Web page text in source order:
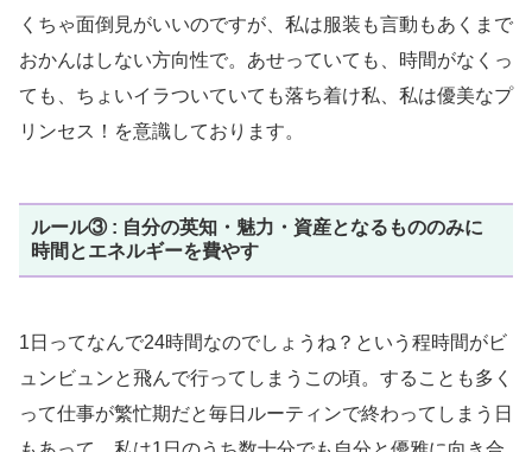
くちゃ面倒見がいいのですが、私は服装も言動もあくまで
おかんはしない方向性で。あせっていても、時間がなくっ
ても、ちょいイラついていても落ち着け私、私は優美なプ
リンセス！を意識しております。
ルール③ : 自分の英知・魅力・資産となるもののみに
時間とエネルギーを費やす
1日ってなんで24時間なのでしょうね？という程時間がビ
ュンビュンと飛んで行ってしまうこの頃。することも多く
って仕事が繁忙期だと毎日ルーティンで終わってしまう日